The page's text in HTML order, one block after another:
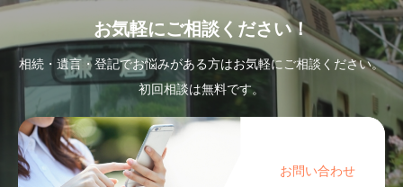
お気軽にご相談ください！
相続・遺言・登記でお悩みがある方はお気軽にご相談ください。
初回相談は無料です。
お問い合わせ